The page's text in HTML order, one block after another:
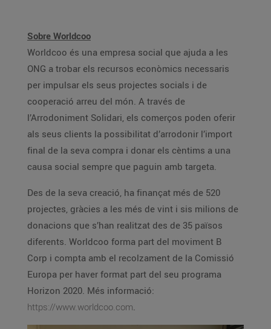
Sobre Worldcoo
Worldcoo és una empresa social que ajuda a les
ONG a trobar els recursos econòmics necessaris
per impulsar els seus projectes socials i de
cooperació arreu del món. A través de
l’Arrodoniment Solidari, els comerços poden oferir
als seus clients la possibilitat d’arrodonir l’import
final de la seva compra i donar els cèntims a una
causa social sempre que paguin amb targeta.
Des de la seva creació, ha finançat més de 520
projectes, gràcies a les més de vint i sis milions de
donacions que s’han realitzat des de 35 països
diferents. Worldcoo forma part del moviment B
Corp i compta amb el recolzament de la Comissió
Europa per haver format part del seu programa
Horizon 2020. Més informació:
https://www.worldcoo.com.